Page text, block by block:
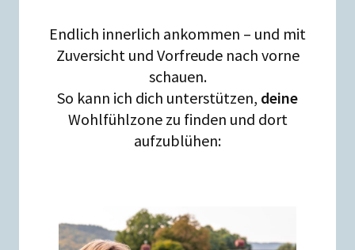
Endlich innerlich ankommen – und mit
Zuversicht und Vorfreude nach vorne
schauen.
So kann ich dich unterstützen, deine
Wohlfühlzone zu finden und dort
aufzublühen: